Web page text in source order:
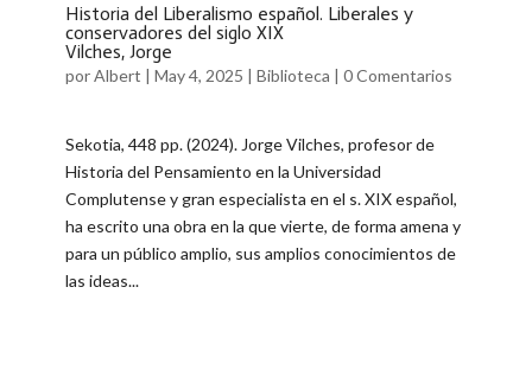
Historia del Liberalismo español. Liberales y
conservadores del siglo XIX
Vilches, Jorge
porAlbert | May 4, 2025 | Biblioteca | 0 Comentarios
Sekotia, 448 pp. (2024). Jorge Vilches, profesor de
Historia del Pensamiento en la Universidad
Complutense y gran especialista en el s. XIX español,
ha escrito una obra en la que vierte, de forma amena y
para un público amplio, sus amplios conocimientos de
las ideas...